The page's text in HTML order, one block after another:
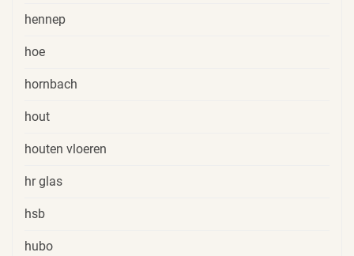
hennep
hoe
hornbach
hout
houten vloeren
hr glas
hsb
hubo